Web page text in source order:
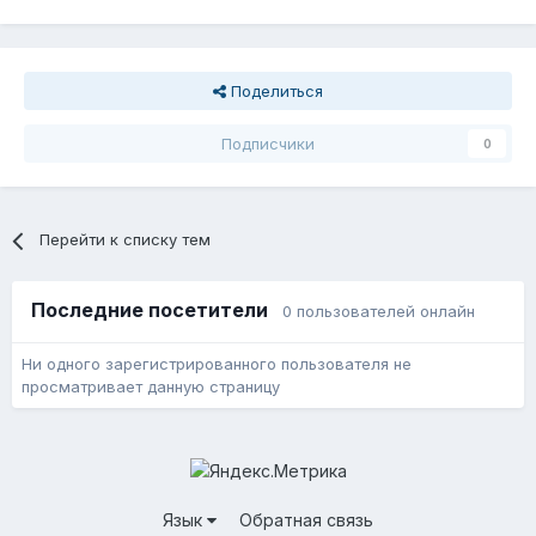
Поделиться
Подписчики 0
Перейти к списку тем
Последние посетители 0 пользователей онлайн
Ни одного зарегистрированного пользователя не
просматривает данную страницу
Язык Обратная связь